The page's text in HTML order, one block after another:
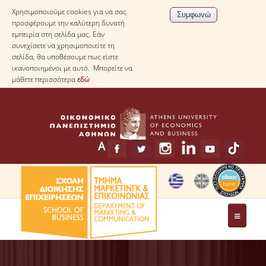
Χρησιμοποιούμε cookies για να σας
προσφέρουμε την καλύτερη δυνατή
εμπειρία στη σελίδα μας. Εάν
συνεχίσετε να χρησιμοποιείτε τη
σελίδα, θα υποθέσουμε πως είστε
ικανοποιημένοι με αυτό. Μπορείτε να
μάθετε περισσότεραεδώ
ΤΟ ΤΜΗΜΑ